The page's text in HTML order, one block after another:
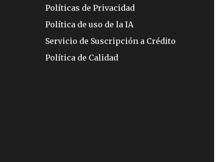
Políticas de Privacidad
Política de uso de la IA
Servicio de Suscripción a Crédito
Política de Calidad